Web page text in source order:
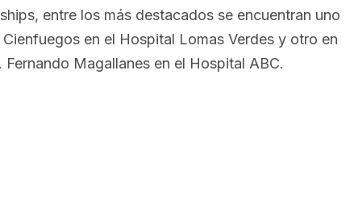
entre los más destacados se encuentran uno
en el Hospital Lomas Verdes y otro en
Magallanes en el Hospital ABC.